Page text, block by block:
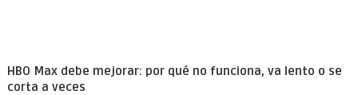
HBO Max debe mejorar: por qué no funciona, va lento o se
corta a veces